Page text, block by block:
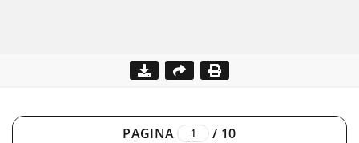
PAGINA / 10